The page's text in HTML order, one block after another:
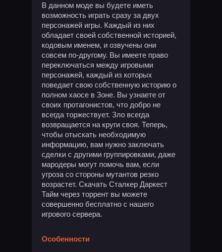
В данном моде вы будете иметь
возможность играть сразу за двух
персонажей игры. Каждый из них
обладает своей собственной историей,
кодовым именем, и озвучены они
совсем по-другому. Вы имеете право
переключаться между игровыми
персонажей, каждый из которых
поведает свою собственную историю о
полном хаосе в Зоне. Вы узнаете от
своих протагонистов, что добро не
всегда торжествует. Зло всегда
возвращается на круги своя. Теперь,
чтобы отыскать необходимую
информацию, вам нужно заключать
сделки с другими группировками, даже
мародеры могут помочь вам, если
угроза со стороны мутантов резко
возрастет. Скачать Сталкер Даркест
Тайм через торрент вы можете
совершенно бесплатно с нашего
игрового сервера.
Особенности